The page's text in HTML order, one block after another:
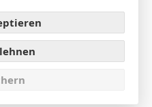
THE HEART IS.
des Social-Media-
Vordergrund: die